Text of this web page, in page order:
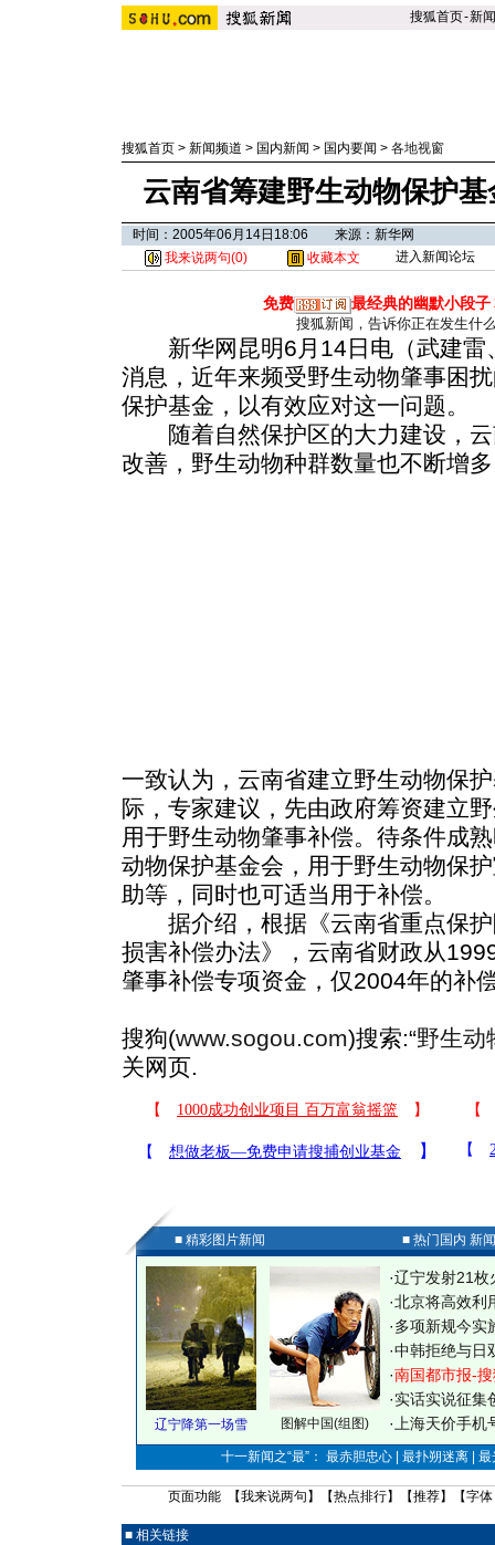
搜狐首页-新闻
搜狐首页 > 新闻频道 > 国内新闻 > 国内要闻 > 各地视窗
云南省筹建野生动物保护
时间：2005年06月14日18:06 来源：新华网
我来说两句(0) 收藏本文 进入新闻论坛
免费 最经典的幽默小段子
搜狐新闻，告诉你正在发生什
新华网昆明6月14日电（武建雷
消息，近年来频受野生动物肇事困
保护基金，以有效应对这一问题。
随着自然保护区的大力建设，云
改善，野生动物种群数量也不断增
一致认为，云南省建立野生动物保
际，专家建议，先由政府筹资建立
用于野生动物肇事补偿。待条件成
动物保护基金会，用于野生动物保
助等，同时也可适当用于补偿。
据介绍，根据《云南省重点保护
损害补偿办法》，云南省财政从
肇事补偿专项资金，仅2004年的补
搜狗(www.sogou.com)搜索:“野生动
关网页.
■ 精彩图片新闻 ■ 热门国内 新
辽宁降第一场雪 图解中国(组图)
·辽宁发射21枚
·北京将高效利
·多项新规今实
·中韩拒绝与日
·南国都市报-
·实话实说征集
· 上海天价手
十一新闻之“最”： 最赤胆忠心 | 最扑朔迷离 |
页面功能 【我来说两句 】【热点排行】【推荐】【字体
■ 相关链接